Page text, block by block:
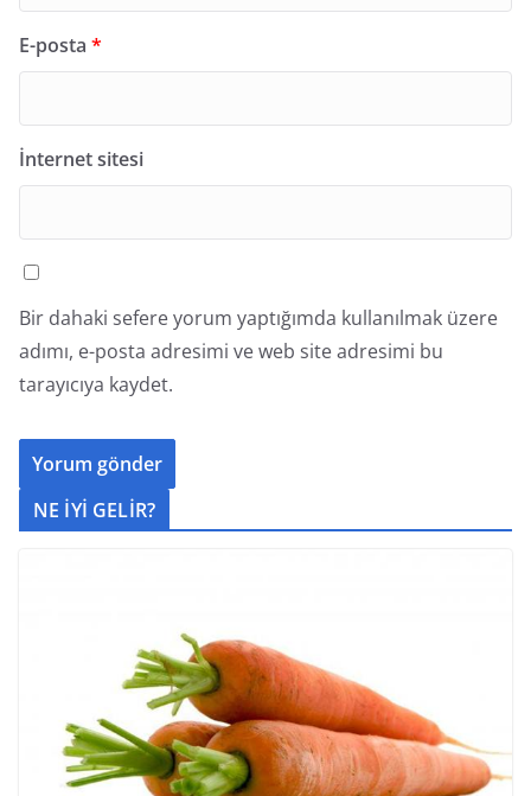
E-posta *
İnternet sitesi
Bir dahaki sefere yorum yaptığımda kullanılmak üzere
adımı, e-posta adresimi ve web site adresimi bu
tarayıcıya kaydet.
NE İYİ GELİR?